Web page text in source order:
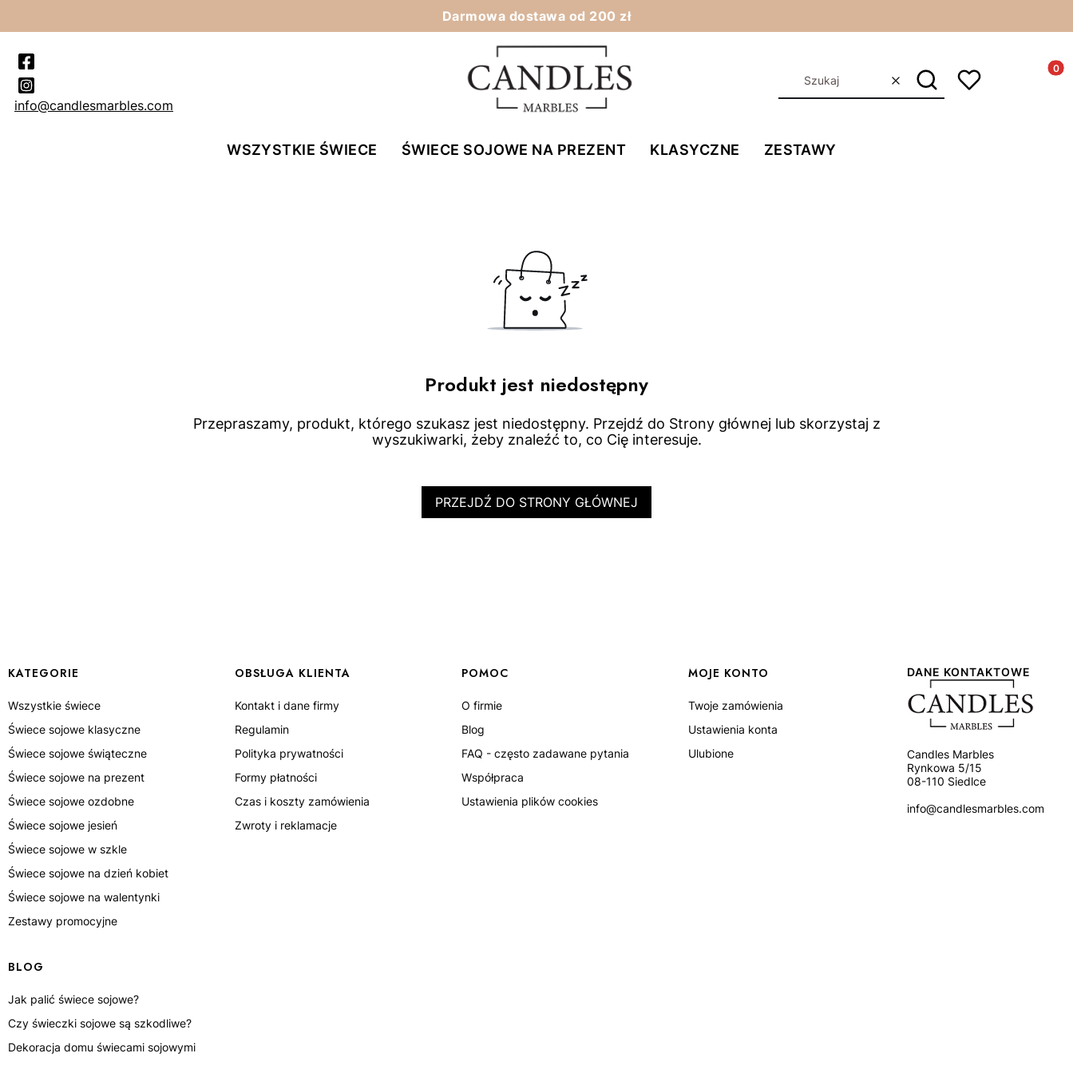
Darmowa dostawa od 200 zł
info@candlesmarbles.com
WyczyśćSzukaj
WSZYSTKIE ŚWIECE ŚWIECE SOJOWE NA PREZENT KLASYCZNE ZESTAWY
Produkt jest niedostępny
Przepraszamy, produkt, którego szukasz jest niedostępny. Przejdź do Strony głównej lub skorzystaj z
wyszukiwarki, żeby znaleźć to, co Cię interesuje.
PRZEJDŹ DO STRONY GŁÓWNEJ
Linki w stopce
KATEGORIE
Wszystkie świece
Świece sojowe klasyczne
Świece sojowe świąteczne
Świece sojowe na prezent
Świece sojowe ozdobne
Świece sojowe jesień
Świece sojowe w szkle
Świece sojowe na dzień kobiet
Świece sojowe na walentynki
Zestawy promocyjne
OBSŁUGA KLIENTA
Kontakt i dane firmy
Regulamin
Polityka prywatności
Formy płatności
Czas i koszty zamówienia
Zwroty i reklamacje
POMOC
O firmie
Blog
FAQ - często zadawane pytania
Współpraca
Ustawienia plików cookies
MOJE KONTO
Twoje zamówienia
Ustawienia konta
Ulubione
BLOG
Jak palić świece sojowe?
Czy świeczki sojowe są szkodliwe?
Dekoracja domu świecami sojowymi
DANE KONTAKTOWE
Candles Marbles
Rynkowa 5/15
08-110 Siedlce
info@candlesmarbles.com